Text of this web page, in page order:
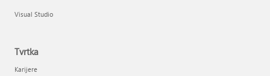
Visual Studio
Tvrtka
Karijere